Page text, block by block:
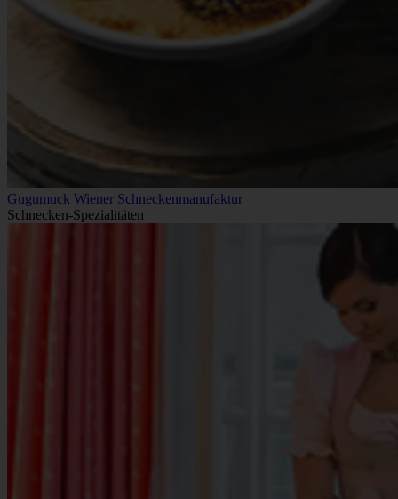
Gugumuck Wiener Schneckenmanufaktur
Schnecken-Spezialitäten